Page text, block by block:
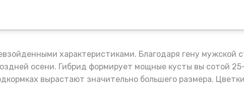
характеристиками. Благодаря гену
осени. Гибрид формирует мощные кусты вы сотой
вырастают значительно большего размера.